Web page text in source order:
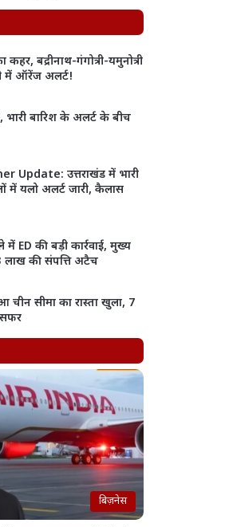
कहर, बद्रीनाथ-गंगोत्री-यमुनोत्री
में ऑरेंज अलर्ट!
बारिश के अलर्ट के बीच
Update: उत्तराखंड में भारी
में यलो अलर्ट जारी, कैलास
ED की बड़ी कार्रवाई, मुख्य
लाख की संपत्ति अटैच
सीमा का रास्ता खुला, 7
बिज़नेस